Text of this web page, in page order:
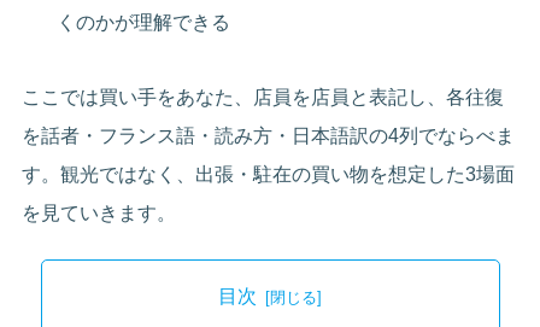
くのかが理解できる
ここでは買い手をあなた、店員を店員と表記し、各往復
を話者・フランス語・読み方・日本語訳の4列でならべま
す。観光ではなく、出張・駐在の買い物を想定した3場面
を見ていきます。
目次